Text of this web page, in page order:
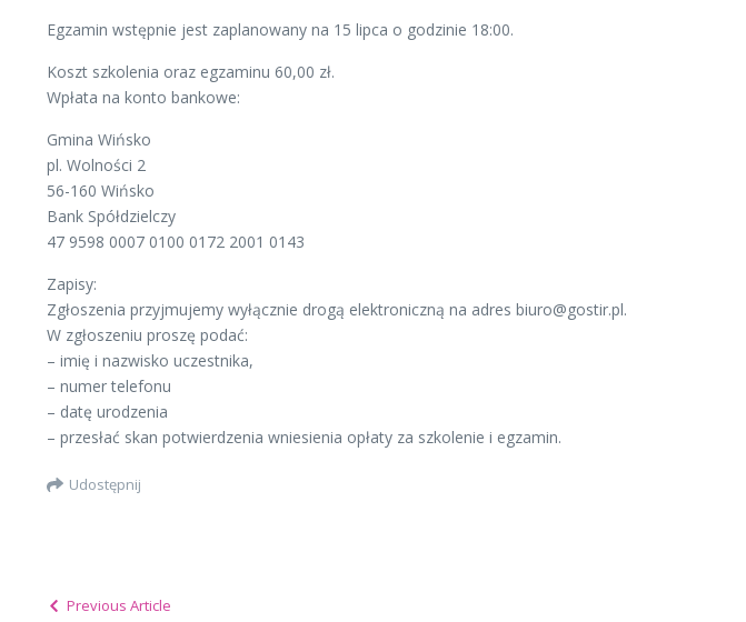
Egzamin wstępnie jest zaplanowany na 15 lipca o godzinie 18:00.
Koszt szkolenia oraz egzaminu 60,00 zł.
Wpłata na konto bankowe:
Gmina Wińsko
pl. Wolności 2
56-160 Wińsko
Bank Spółdzielczy
47 9598 0007 0100 0172 2001 0143
Zapisy:
Zgłoszenia przyjmujemy wyłącznie drogą elektroniczną na adres biuro@gostir.pl.
W zgłoszeniu proszę podać:
– imię i nazwisko uczestnika,
– numer telefonu
– datę urodzenia
– przesłać skan potwierdzenia wniesienia opłaty za szkolenie i egzamin.
Udostępnij
Previous Article